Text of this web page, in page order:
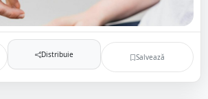
Distribuie Salvează